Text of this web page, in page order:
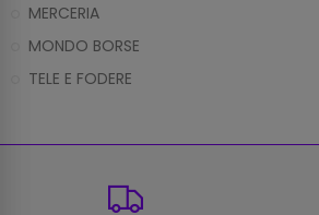
MERCERIA
MONDO BORSE
TELE E FODERE